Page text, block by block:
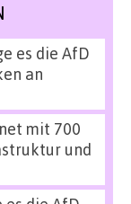
es die AfD
an
mit 700
und